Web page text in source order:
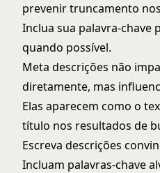
prevenir truncamento
Inclua sua palavra-chave
quando possível.
Meta descrições não
diretamente, mas
Elas aparecem como o
título nos resultados de
Escreva descrições
Incluam palavras-chave